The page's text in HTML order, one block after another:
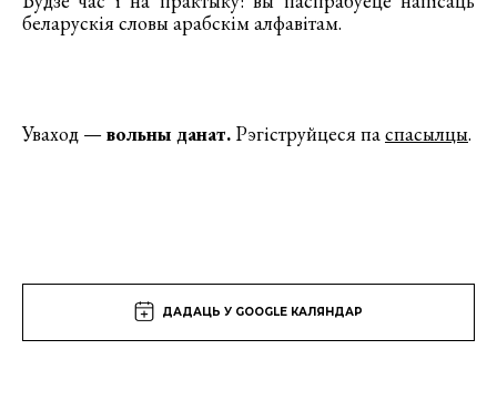
беларускія словы арабскім алфавітам.
Уваход —вольны данат. Рэгіструйцеся паспасылцы.
ДАДАЦЬ У GOOGLE КАЛЯНДАР